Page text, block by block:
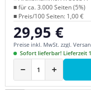
■ für ca. 3.000 Seiten (5%)
■ Preis/100 Seiten: 1,00 €
Regulärer Preis:
29,95 €
Preise inkl. MwSt. zzgl.
Sofort lieferbar! Lieferzeit
− +